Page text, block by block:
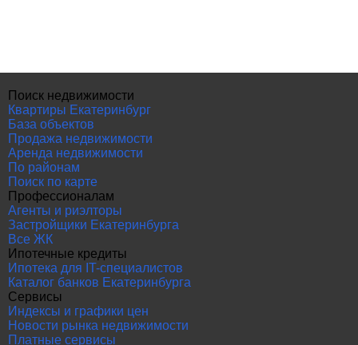
Поиск недвижимости
Квартиры Екатеринбург
База объектов
Продажа недвижимости
Аренда недвижимости
По районам
Поиск по карте
Профессионалам
Агенты и риэлторы
Застройщики Екатеринбурга
Все ЖК
Ипотечные кредиты
Ипотека для IT-специалистов
Каталог банков Екатеринбурга
Сервисы
Индексы и графики цен
Новости рынка недвижимости
Платные сервисы